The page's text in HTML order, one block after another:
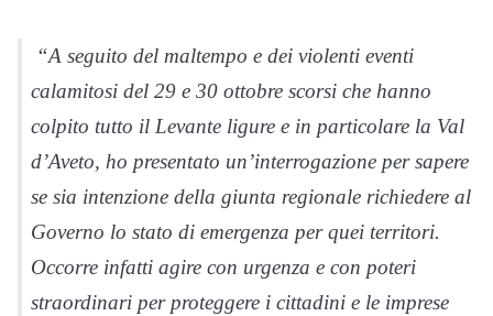
“A seguito del maltempo e dei violenti eventi
calamitosi del 29 e 30 ottobre scorsi che hanno
colpito tutto il Levante ligure e in particolare la Val
d’Aveto, ho presentato un’interrogazione per sapere
se sia intenzione della giunta regionale richiedere al
Governo lo stato di emergenza per quei territori.
Occorre infatti agire con urgenza e con poteri
straordinari per proteggere i cittadini e le imprese